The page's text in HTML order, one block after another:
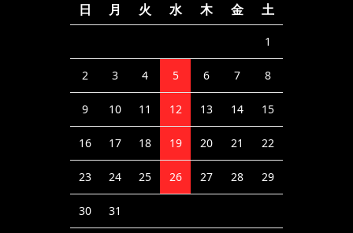
日
月 火 水 木 金 土
1
2 3 4 5 6 7 8
9 10 11 12 13 14 15
16 17 18 19 20 21 22
23 24 25 26 27 28 29
30 31